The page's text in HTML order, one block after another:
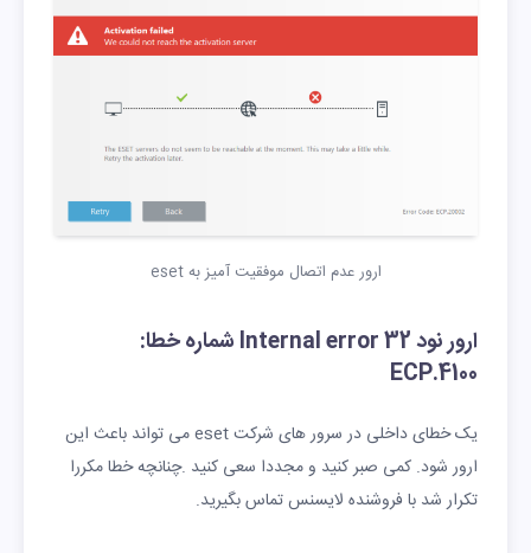
ارور عدم اتصال موفقیت آمیز به eset
ارور نود 32 Internal error شماره خطا:
ECP.4100
یک خطای داخلی در سرور های شرکت eset می تواند باعث این
ارور شود. کمی صبر کنید و مجددا سعی کنید .چنانچه خطا مکررا
تکرار شد با فروشنده لایسنس تماس بگیرید.